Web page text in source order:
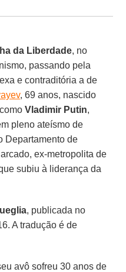
Ilha da Liberdade, no
passando pela
e contraditória a de
, 69 anos, nascido
Vladimir Putin,
pleno ateísmo de
Departamento de
ex-metropolita de
subiu à liderança da
, publicada no
A tradução é de
avô sofreu 30 anos de